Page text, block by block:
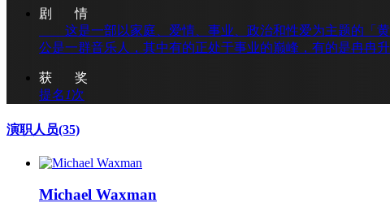
剧 情
这是一部以家庭、爱情、事业、政治和性爱为主题的「黄
公是一群音乐人，其中有的正处于事业的巅峰，有的是冉冉
获 奖
提名1次
演职人员(35)
Michael Waxman